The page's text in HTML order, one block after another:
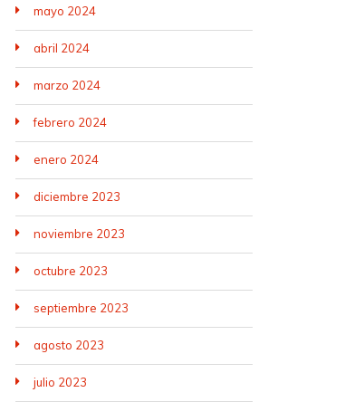
mayo 2024
abril 2024
marzo 2024
febrero 2024
enero 2024
diciembre 2023
noviembre 2023
octubre 2023
septiembre 2023
agosto 2023
julio 2023